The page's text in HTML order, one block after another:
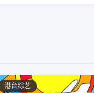
港台综艺